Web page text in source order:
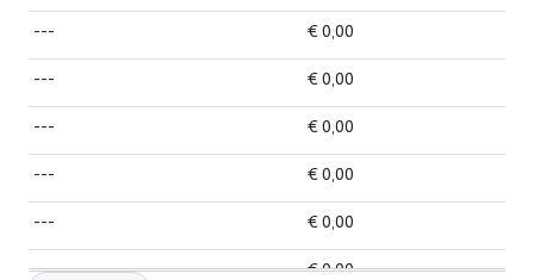
--- € 0,00
--- € 0,00
--- € 0,00
--- € 0,00
--- € 0,00
--- € 0,00